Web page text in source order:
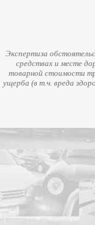
Экспертиза
средствах и месте
товарной стоимости
ущерба (в т.ч. вреда